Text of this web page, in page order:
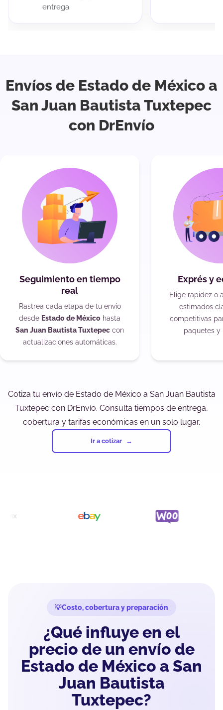
entrega.
Envíos de Estado de México a
San Juan Bautista Tuxtepec
con DrEnvío
Seguimiento en tiempo
real
Rastrea cada etapa de tu envío
desde Estado de México hasta
San Juan Bautista Tuxtepec con
actualizaciones automáticas.
Exprés y
Elige rapidez o
estimados
competitivas
paquetes y
Cotiza tu envío de Estado de México a San Juan Bautista
Tuxtepec con DrEnvío. Consulta tiempos de entrega,
cobertura y tarifas económicas en un solo lugar.
Ir a cotizar
Costo, cobertura y preparación
¿Qué influye en el
precio de un envío de
Estado de México a San
Juan Bautista
Tuxtepec?